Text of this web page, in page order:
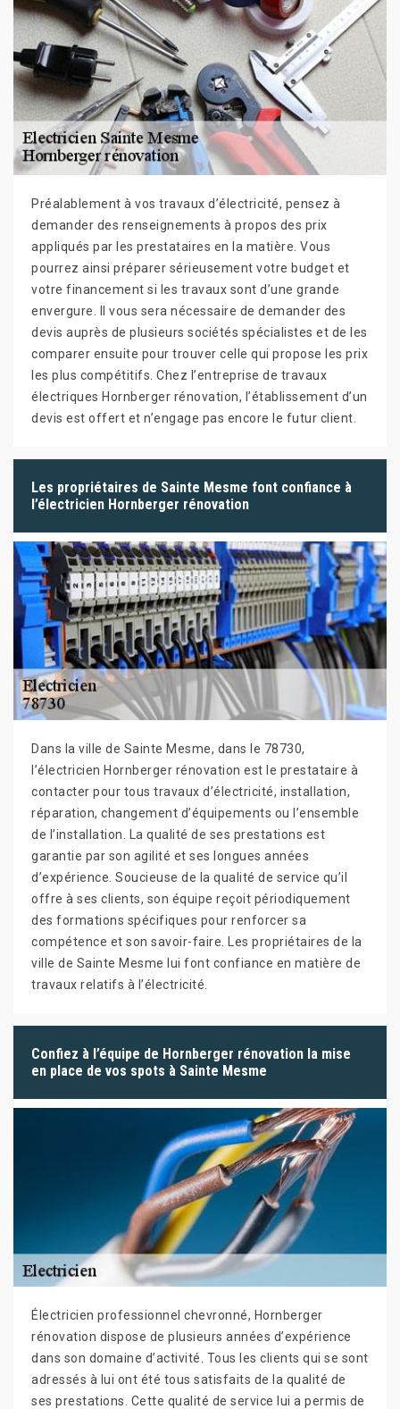
Préalablement à vos travaux d’électricité, pensez à
demander des renseignements à propos des prix
appliqués par les prestataires en la matière. Vous
pourrez ainsi préparer sérieusement votre budget et
votre financement si les travaux sont d’une grande
envergure. Il vous sera nécessaire de demander des
devis auprès de plusieurs sociétés spécialistes et de les
comparer ensuite pour trouver celle qui propose les prix
les plus compétitifs. Chez l’entreprise de travaux
électriques Hornberger rénovation, l’établissement d’un
devis est offert et n’engage pas encore le futur client.
Les propriétaires de Sainte Mesme font confiance à
l’électricien Hornberger rénovation
Dans la ville de Sainte Mesme, dans le 78730,
l’électricien Hornberger rénovation est le prestataire à
contacter pour tous travaux d’électricité, installation,
réparation, changement d’équipements ou l’ensemble
de l’installation. La qualité de ses prestations est
garantie par son agilité et ses longues années
d’expérience. Soucieuse de la qualité de service qu’il
offre à ses clients, son équipe reçoit périodiquement
des formations spécifiques pour renforcer sa
compétence et son savoir-faire. Les propriétaires de la
ville de Sainte Mesme lui font confiance en matière de
travaux relatifs à l’électricité.
Confiez à l’équipe de Hornberger rénovation la mise
en place de vos spots à Sainte Mesme
Électricien professionnel chevronné, Hornberger
rénovation dispose de plusieurs années d’expérience
dans son domaine d’activité. Tous les clients qui se sont
adressés à lui ont été tous satisfaits de la qualité de
ses prestations. Cette qualité de service lui a permis de